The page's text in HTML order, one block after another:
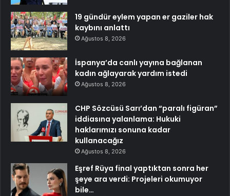
19 gündür eylem yapan er gaziler hak
kaybını anlattı
Ağustos 8, 2026
İspanya’da canlı yayına bağlanan
kadın ağlayarak yardım istedi
Ağustos 8, 2026
CHP Sözcüsü Sarı’dan “paralı figüran”
iddiasına yalanlama: Hukuki
haklarımızı sonuna kadar
kullanacağız
Ağustos 8, 2026
Eşref Rüya final yaptıktan sonra her
şeye ara verdi: Projeleri okumuyor
bile…